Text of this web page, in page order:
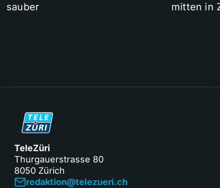
sauber
mitten in
TeleZüri
Thurgauerstrasse 80
8050 Zürich
redaktion@telezueri.ch